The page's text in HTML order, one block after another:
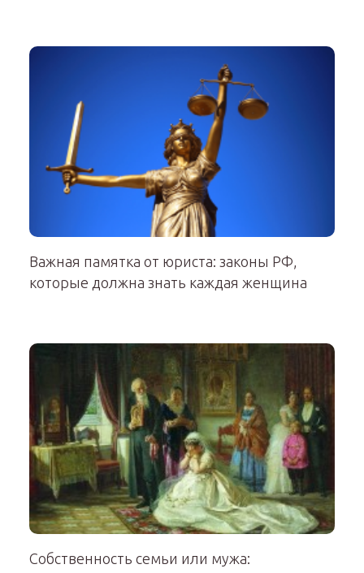
Важная памятка от юриста: законы РФ,
которые должна знать каждая женщина
Собственность семьи или мужа: